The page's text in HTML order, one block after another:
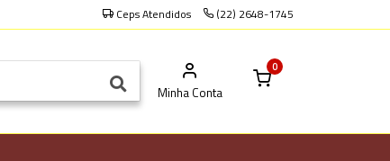
Ceps Atendidos (22) 2648-1745
Minha Conta
0